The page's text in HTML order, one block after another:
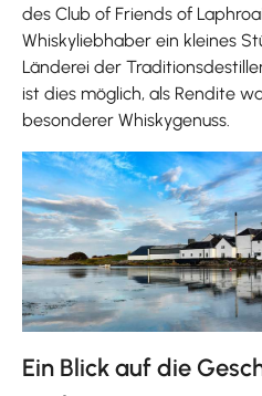
des Club of Friends of
Whiskyliebhaber ein kleines
Länderei der
ist dies möglich, als Rendite
besonderer Whiskygenuss.
Ein Blick auf die